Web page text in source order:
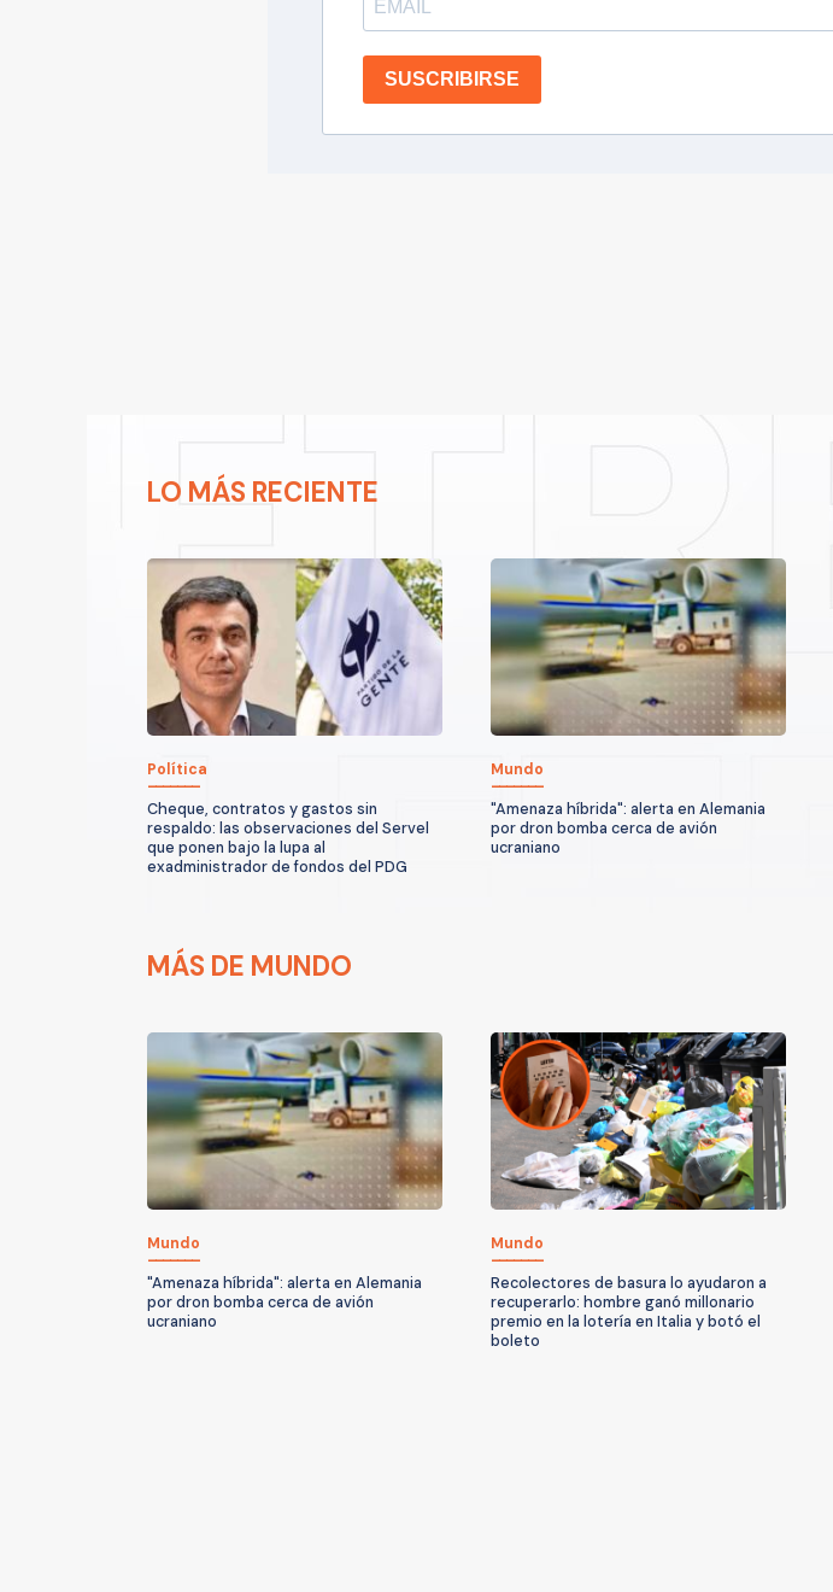
SUSCRIBIRSE
LO MÁS RECIENTE
Política
Cheque, contratos y gastos sin
respaldo: las observaciones del Servel
que ponen bajo la lupa al
exadministrador de fondos del PDG
Mundo
"Amenaza híbrida": alerta en Alemania
por dron bomba cerca de avión
ucraniano
MÁS DE MUNDO
Mundo
"Amenaza híbrida": alerta en Alemania
por dron bomba cerca de avión
ucraniano
Mundo
Recolectores de basura lo ayudaron a
recuperarlo: hombre ganó millonario
premio en la lotería en Italia y botó el
boleto